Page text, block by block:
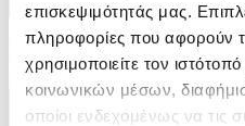
επισκεψιμότητάς μας.
πληροφορίες που αφορούν
χρησιμοποιείτε τον
κοινωνικών μέσων,
οποίοι ενδεχομένως να τις
16/06/2026 09:01
Ψηφοφορία στην Επιτροπή
υπογραφή συμφωνίας